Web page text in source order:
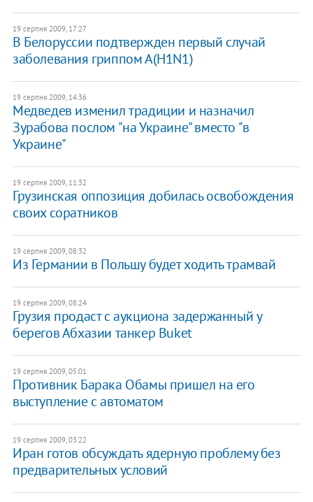
19 серпня 2009, 17:27
В Белоруссии подтвержден первый случай
заболевания гриппом А(H1N1)
19 серпня 2009, 14:36
Медведев изменил традиции и назначил
Зурабова послом "на Украине" вместо "в
Украине"
19 серпня 2009, 11:32
Грузинская оппозиция добилась освобождения
своих соратников
19 серпня 2009, 08:32
Из Германии в Польшу будет ходить трамвай
19 серпня 2009, 08:24
Грузия продаст с аукциона задержанный у
берегов Абхазии танкер Buket
19 серпня 2009, 05:01
Противник Барака Обамы пришел на его
выступление с автоматом
19 серпня 2009, 03:22
Иран готов обсуждать ядерную проблему без
предварительных условий